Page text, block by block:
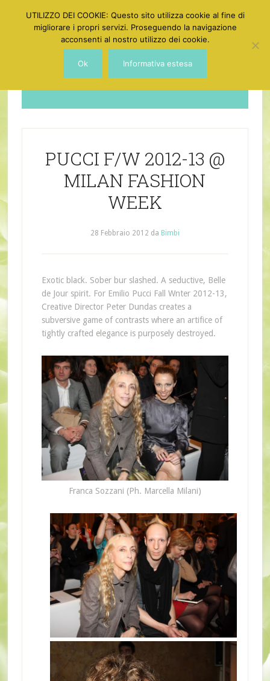
Dotgirl
PUCCI F/W 2012-13 @
MILAN FASHION
WEEK
28 Febbraio 2012 da Bimbi
Exotic black. Sober bur slashed. A seductive, Belle
de Jour spirit. For Emilio Pucci Fall Wnter 2012-13,
Creative Director Peter Dundas creates a
subversive game of contrasts where an artifice of
tightly crafted elegance is purposely destroyed.
Franca Sozzani (Ph. Marcella Milani)
UTILIZZO DEI COOKIE: Questo sito utilizza cookie al fine di
migliorare i propri servizi. Proseguendo la navigazione
acconsenti al nostro utilizzo dei cookie.
Ok Informativa estesa